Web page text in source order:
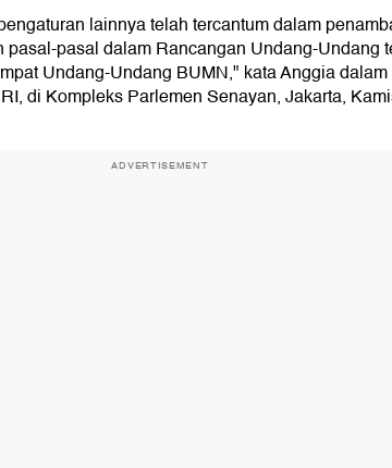
lainnya telah tercantum dalam
pasal-pasal dalam Rancangan Undang-Undang
Undang-Undang BUMN," kata Anggia
di Kompleks Parlemen Senayan, Jakarta,
ADVERTISEMENT